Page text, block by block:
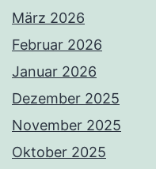
März 2026
Februar 2026
Januar 2026
Dezember 2025
November 2025
Oktober 2025